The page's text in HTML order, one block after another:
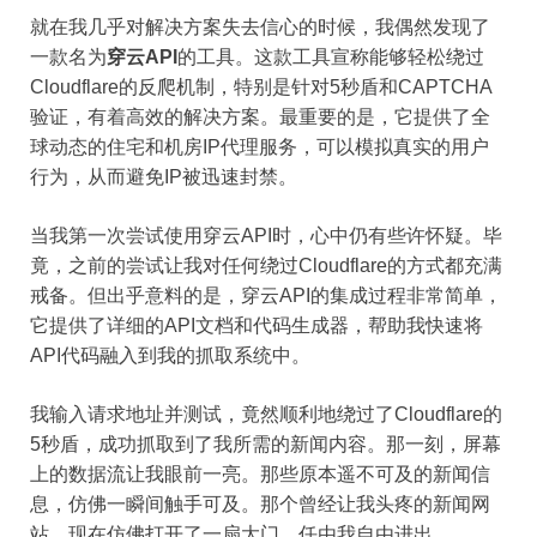
就在我几乎对解决方案失去信心的时候，我偶然发现了
一款名为穿云API 的工具。这款工具宣称能够轻松绕过
Cloudflare的反爬机制，特别是针对5秒盾和CAPTCHA
验证，有着高效的解决方案。最重要的是，它提供了全
球动态的住宅和机房IP代理服务，可以模拟真实的用户
行为，从而避免IP被迅速封禁。
当我第一次尝试使用穿云API时，心中仍有些许怀疑。毕
竟，之前的尝试让我对任何绕过Cloudflare的方式都充满
戒备。但出乎意料的是，穿云API的集成过程非常简单，
它提供了详细的API文档和代码生成器，帮助我快速将
API代码融入到我的抓取系统中。
我输入请求地址并测试，竟然顺利地绕过了Cloudflare的
5秒盾，成功抓取到了我所需的新闻内容。那一刻，屏幕
上的数据流让我眼前一亮。那些原本遥不可及的新闻信
息，仿佛一瞬间触手可及。那个曾经让我头疼的新闻网